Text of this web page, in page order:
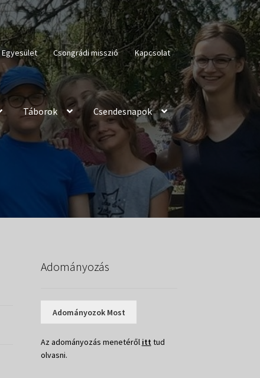
Egyesület Csongrádi misszió Kapcsolat
Táborok Csendesnapok
Adományozás
Adományozok Most
Az adományozás menetéről itt tud
olvasni.